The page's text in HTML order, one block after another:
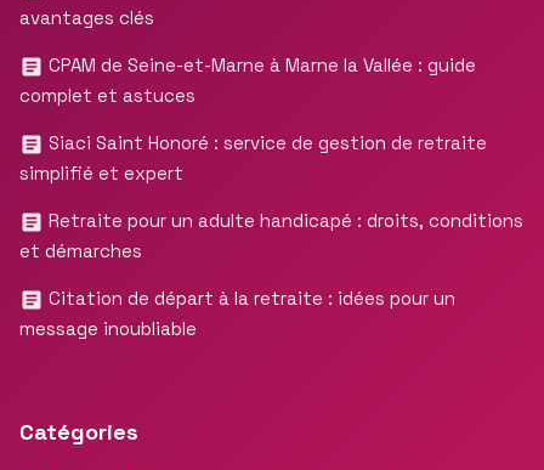
avantages clés
CPAM de Seine-et-Marne à Marne la Vallée : guide
complet et astuces
Siaci Saint Honoré : service de gestion de retraite
simplifié et expert
Retraite pour un adulte handicapé : droits, conditions
et démarches
Citation de départ à la retraite : idées pour un
message inoubliable
Catégories